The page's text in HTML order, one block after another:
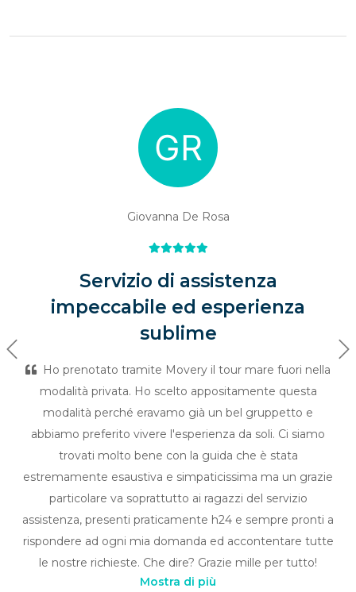
Giovanna De Rosa
Servizio di assistenza
impeccabile ed esperienza
sublime
Ho prenotato tramite Movery il tour mare fuori nella
modalità privata. Ho scelto appositamente questa
modalità perché eravamo già un bel gruppetto e
abbiamo preferito vivere l'esperienza da soli. Ci siamo
trovati molto bene con la guida che è stata
estremamente esaustiva e simpaticissima ma un grazie
particolare va soprattutto ai ragazzi del servizio
assistenza, presenti praticamente h24 e sempre pronti a
rispondere ad ogni mia domanda ed accontentare tutte
le nostre richieste. Che dire? Grazie mille per tutto!
Previous
Mostra di più